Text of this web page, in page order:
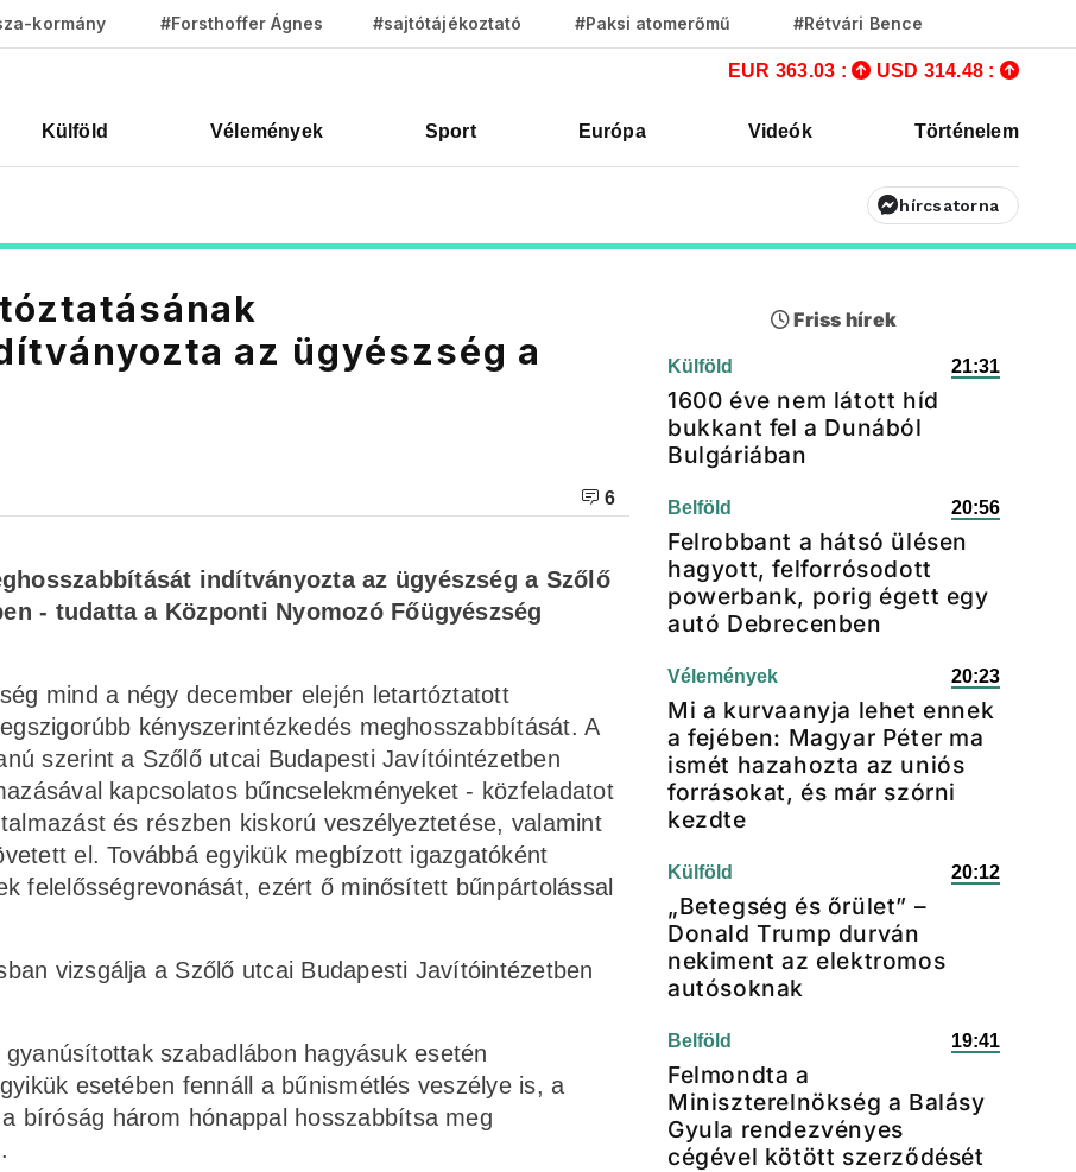
kormány #Forsthoffer Ágnes #sajtótájékoztató #Paksi atomerőmű #Rétvári Bence
EUR 363.03 : USD 314.48 :
Külföld Vélemények Sport Európa Videók Történelem
hírcsatorna
az ügyészség a
6
indítványozta az ügyészség a Szőlő
- tudatta a Központi Nyomozó Főügyészség
mind a négy december elején letartóztatott
kényszerintézkedés meghosszabbítását. A
szerint a Szőlő utcai Budapesti Javítóintézetben
kapcsolatos bűncselekményeket - közfeladatot
és részben kiskorú veszélyeztetése, valamint
el. Továbbá egyikük megbízott igazgatóként
felelősségrevonását, ezért ő minősített bűnpártolással
vizsgálja a Szőlő utcai Budapesti Javítóintézetben
szabadlábon hagyásuk esetén
esetében fennáll a bűnismétlés veszélye is, a
bíróság három hónappal hosszabbítsa meg
Friss hírek
Külföld 21:31
1600 éve nem látott híd
bukkant fel a Dunából
Bulgáriában
Belföld 20:56
Felrobbant a hátsó ülésen
hagyott, felforrósodott
powerbank, porig égett egy
autó Debrecenben
Vélemények 20:23
Mi a kurvaanyja lehet ennek
a fejében: Magyar Péter ma
ismét hazahozta az uniós
forrásokat, és már szórni
kezdte
Külföld 20:12
„Betegség és őrület” –
Donald Trump durván
nekiment az elektromos
autósoknak
Belföld 19:41
Felmondta a
Miniszterelnökség a Balásy
Gyula rendezvényes
cégével kötött szerződését